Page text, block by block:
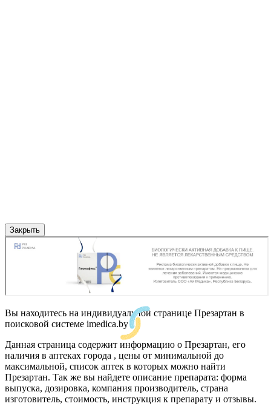
Закрыть
Вы находитесь на индивидуальной странице Презартан в
поисковой системе imedica.by
Данная страница содержит информацию о Презартан, его
наличия в аптеках города , цены от минимальной до
максимальной, список аптек в которых можно найти
Презартан. Так же вы найдете описание препарата: форма
выпуска, дозировка, компания производитель, страна
изготовитель, стоимость, инструкция к препарату и отзывы.